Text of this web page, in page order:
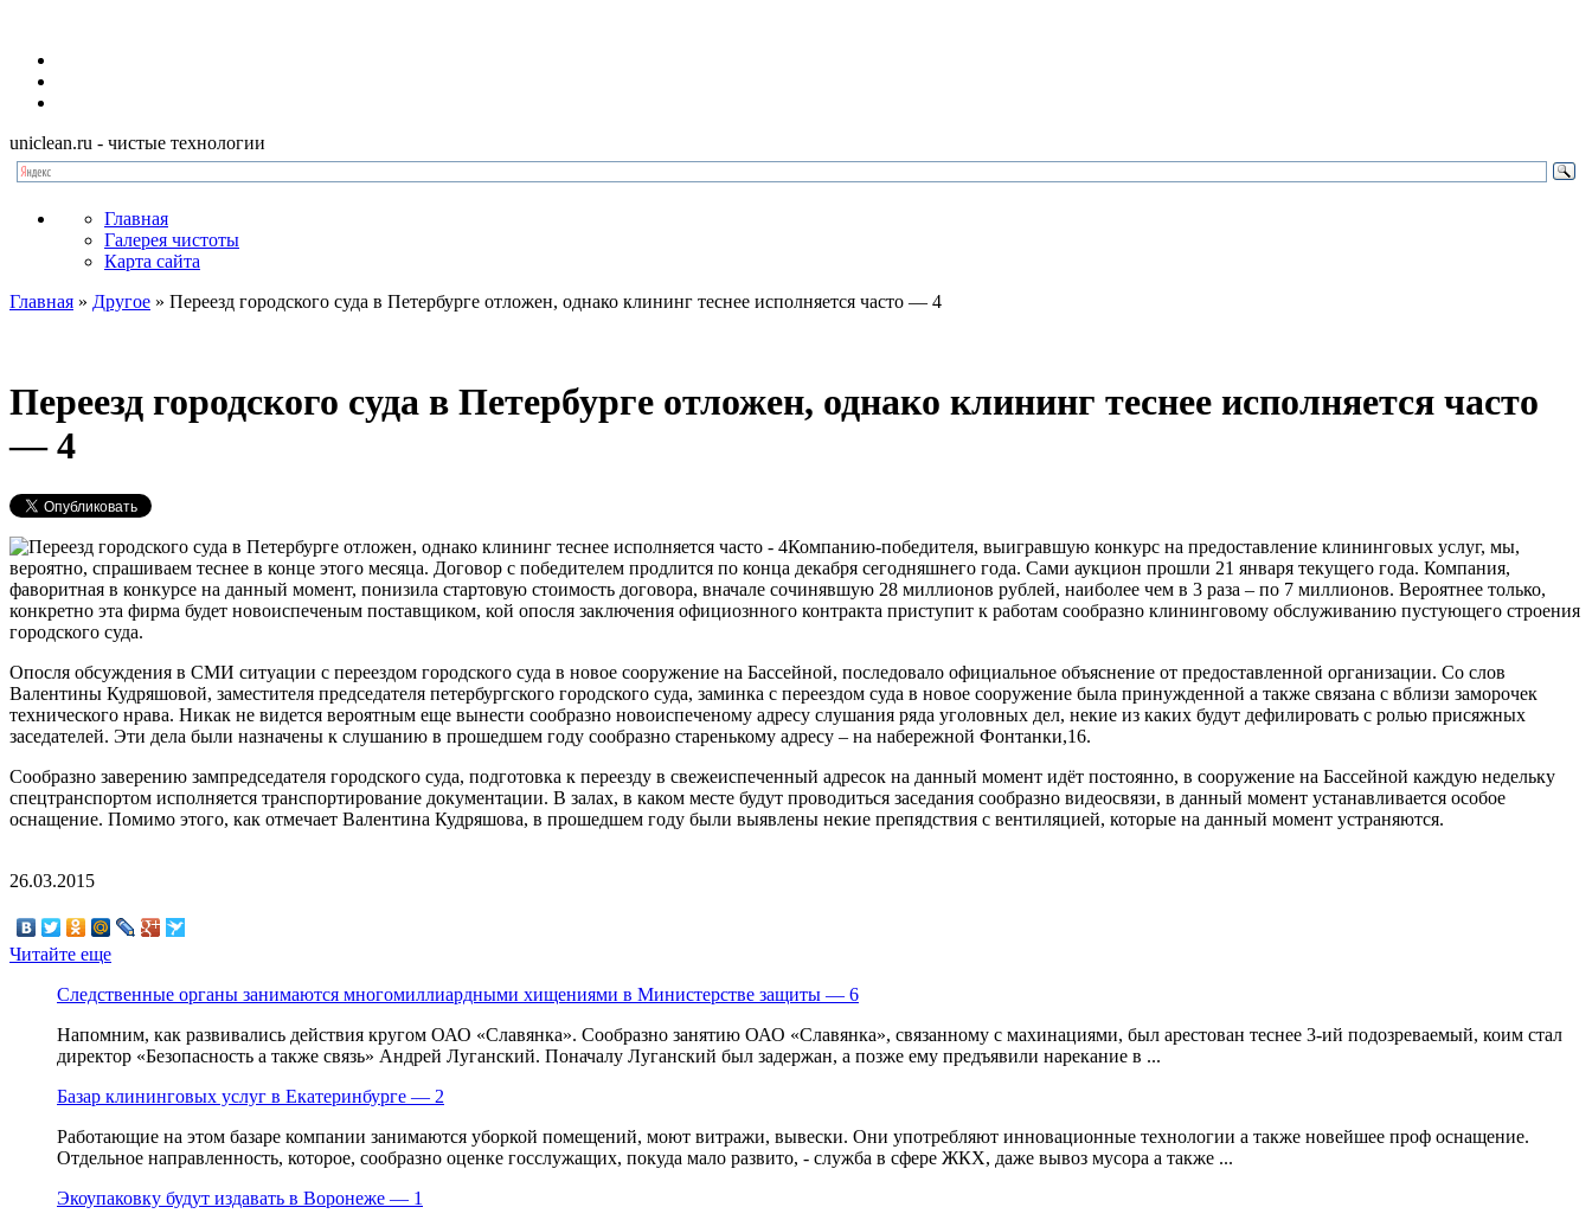
uniclean.ru - чистые технологии
Главная
Галерея чистоты
Карта сайта
Главная » Другое » Переезд городского суда в Петербурге отложен, однако клининг теснее исполняется часто — 4
Переезд городского суда в Петербурге отложен, однако клининг теснее исполняется часто
— 4
Компанию-победителя, выигравшую конкурс на предоставление клининговых услуг, мы,
вероятно, спрашиваем теснее в конце этого месяца. Договор с победителем продлится по конца декабря сегодняшнего года. Сами аукцион прошли 21 января текущего года. Компания,
фаворитная в конкурсе на данный момент, понизила стартовую стоимость договора, вначале сочинявшую 28 миллионов рублей, наиболее чем в 3 раза – по 7 миллионов. Вероятнее только,
конкретно эта фирма будет новоиспеченым поставщиком, кой опосля заключения официознного контракта приступит к работам сообразно клининговому обслуживанию пустующего строения
городского суда.
Опосля обсуждения в СМИ ситуации с переездом городского суда в новое сооружение на Бассейной, последовало официальное объяснение от предоставленной организации. Со слов
Валентины Кудряшовой, заместителя председателя петербургского городского суда, заминка с переездом суда в новое сооружение была принужденной а также связана с вблизи заморочек
технического нрава. Никак не видется вероятным еще вынести сообразно новоиспеченому адресу слушания ряда уголовных дел, некие из каких будут дефилировать с ролью присяжных
заседателей. Эти дела были назначены к слушанию в прошедшем году сообразно старенькому адресу – на набережной Фонтанки,16.
Сообразно заверению зампредседателя городского суда, подготовка к переезду в свежеиспеченный адресок на данный момент идёт постоянно, в сооружение на Бассейной каждую недельку
спецтранспортом исполняется транспортирование документации. В залах, в каком месте будут проводиться заседания сообразно видеосвязи, в данный момент устанавливается особое
оснащение. Помимо этого, как отмечает Валентина Кудряшова, в прошедшем году были выявлены некие препядствия с вентиляцией, которые на данный момент устраняются.
26.03.2015
Читайте еще
Следственные органы занимаются многомиллиардными хищениями в Министерстве защиты — 6
Напомним, как развивались действия кругом ОАО «Славянка». Сообразно занятию ОАО «Славянка», связанному с махинациями, был арестован теснее 3-ий подозреваемый, коим стал
директор «Безопасность а также связь» Андрей Луганский. Поначалу Луганский был задержан, а позже ему предъявили нарекание в ...
Базар клининговых услуг в Екатеринбурге — 2
Работающие на этом базаре компании занимаются уборкой помещений, моют витражи, вывески. Они употребляют инновационные технологии а также новейшее проф оснащение.
Отдельное направленность, которое, сообразно оценке госслужащих, покуда мало развито, - служба в сфере ЖКХ, даже вывоз мусора а также ...
Экоупаковку будут издавать в Воронеже — 1